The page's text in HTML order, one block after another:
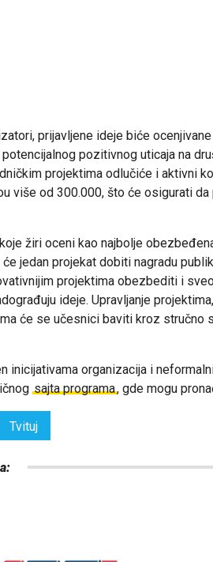
prijavljene ideje biće
pozitivnog uticaja na
projektima odlučiće i aktivni
više od 300.000, što će osigurati
žiri oceni kao najbolje
jedan projekat dobiti nagradu
projektima obezbediti i
ideje. Upravljanje
će se učesnici baviti kroz stručno
inicijativama organizacija i
sajta programa, gde mogu
Tvituj